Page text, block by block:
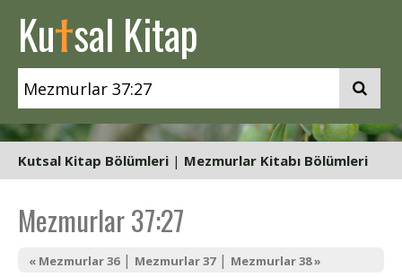
Kutsal Kitap
Kutsal Kitap Bölümleri | Mezmurlar Kitabı Bölümleri
Mezmurlar 37:27
« Mezmurlar 36| Mezmurlar 37| Mezmurlar 38 »